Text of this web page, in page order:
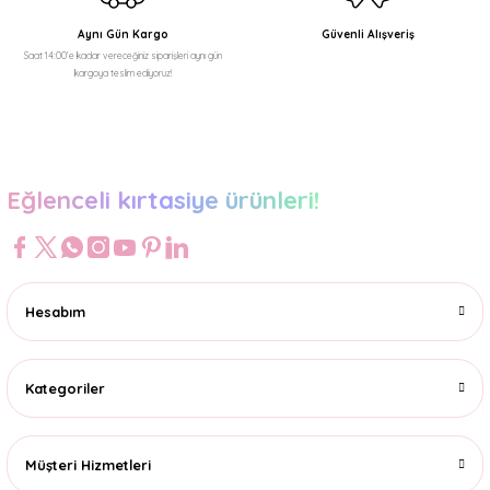
Aynı Gün Kargo
Saat 14:00'e kadar vereceğiniz siparişleri aynı gün
kargoya teslim ediyoruz!
Güvenli Alışveriş
Eğlenceli kırtasiye ürünleri!
Hesabım
Kategoriler
Müşteri Hizmetleri